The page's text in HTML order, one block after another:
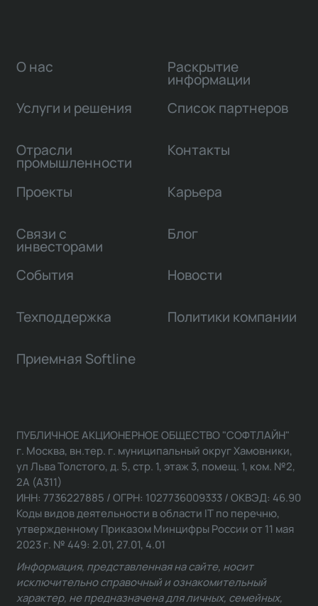
О нас
Услуги и решения
Отрасли
промышленности
Проекты
Связи с
инвесторами
Раскрытие
информации
Список партнеров
Контакты
Карьера
Блог
События Новости
Техподдержка Политики компании
Приемная Softline
ПУБЛИЧНОЕ АКЦИОНЕРНОЕ ОБЩЕСТВО "СОФТЛАЙН"
г. Москва, вн.тер. г. муниципальный округ Хамовники,
ул Льва Толстого, д. 5, стр. 1, этаж 3, помещ. 1, ком. №2,
2А (А311)
ИНН: 7736227885 / ОГРН: 1027736009333 / ОКВЭД: 46.90
Коды видов деятельности в области IT по перечню,
утвержденному Приказом Минцифры России от 11 мая
2023 г. № 449: 2.01, 27.01, 4.01
Информация, представленная на сайте, носит
исключительно справочный и ознакомительный
характер, не предназначена для личных, семейных,